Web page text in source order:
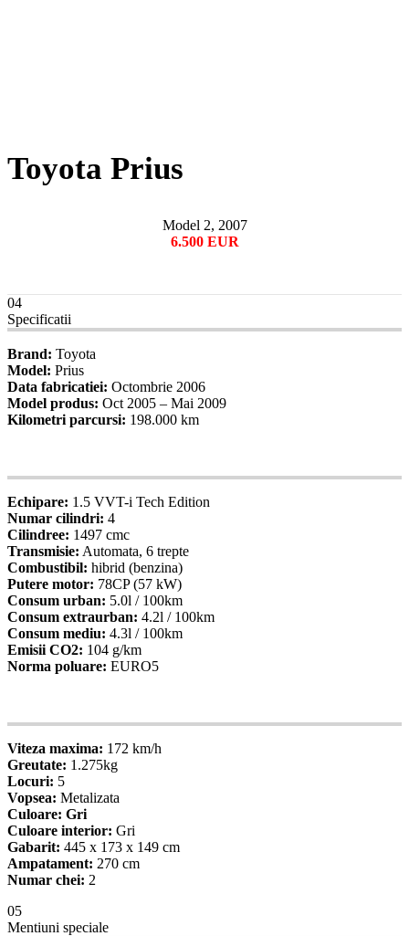
Toyota Prius
Model 2, 2007
6.500 EUR
04
Specificatii
Brand: Toyota
Model: Prius
Data fabricatiei: Octombrie 2006
Model produs: Oct 2005 – Mai 2009
Kilometri parcursi: 198.000 km
Echipare: 1.5 VVT-i Tech Edition
Numar cilindri: 4
Cilindree: 1497 cmc
Transmisie: Automata, 6 trepte
Combustibil: hibrid (benzina)
Putere motor: 78CP (57 kW)
Consum urban: 5.0l / 100km
Consum extraurban: 4.2l / 100km
Consum mediu: 4.3l / 100km
Emisii CO2: 104 g/km
Norma poluare: EURO5
Viteza maxima: 172 km/h
Greutate: 1.275kg
Locuri: 5
Vopsea: Metalizata
Culoare: Gri
Culoare interior: Gri
Gabarit: 445 x 173 x 149 cm
Ampatament: 270 cm
Numar chei: 2
05
Mentiuni speciale